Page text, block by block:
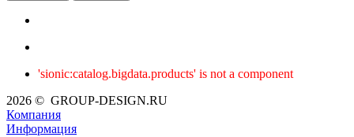
'sionic:catalog.bigdata.products' is not a component
2026 © GROUP-DESIGN.RU
Компания
Информация